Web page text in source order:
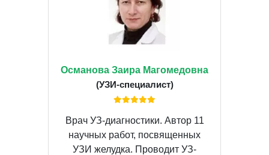
Османова Заира Магомедовна
(УЗИ-специалист)
Врач УЗ-диагностики. Автор 11
научных работ, посвященных
УЗИ желудка. Проводит УЗ-